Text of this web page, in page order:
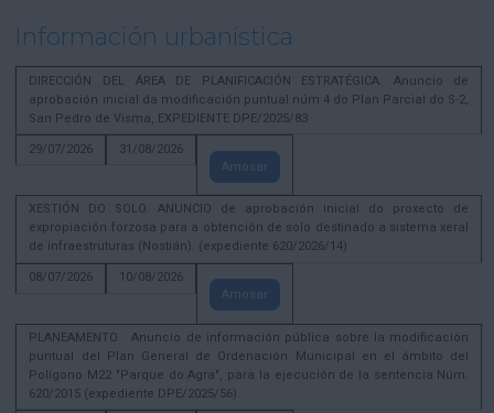
Información urbanística
DIRECCIÓN DEL ÁREA DE PLANIFICACIÓN ESTRATÉGICA. Anuncio de
aprobación inicial da modificación puntual núm 4 do Plan Parcial do S-2,
San Pedro de Visma, EXPEDIENTE DPE/2025/83
29/07/2026
31/08/2026
Amosar
XESTIÓN DO SOLO. ANUNCIO de aprobación inicial do proxecto de
expropiación forzosa para a obtención de solo destinado a sistema xeral
de infraestruturas (Nostián). (expediente 620/2026/14)
08/07/2026
10/08/2026
Amosar
PLANEAMENTO . Anuncio de información pública sobre la modificación
puntual del Plan General de Ordenación Municipal en el ámbito del
Polígono M22 "Parque do Agra", para la ejecución de la sentencia Núm.
620/2015 (expediente DPE/2025/56)